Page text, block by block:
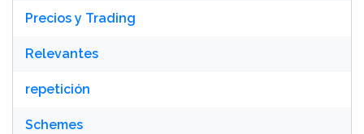
Precios y Trading
Relevantes
repetición
Schemes